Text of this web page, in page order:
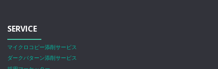
SERVICE
マイクロコピー添削サービス
ダークパターン添削サービス